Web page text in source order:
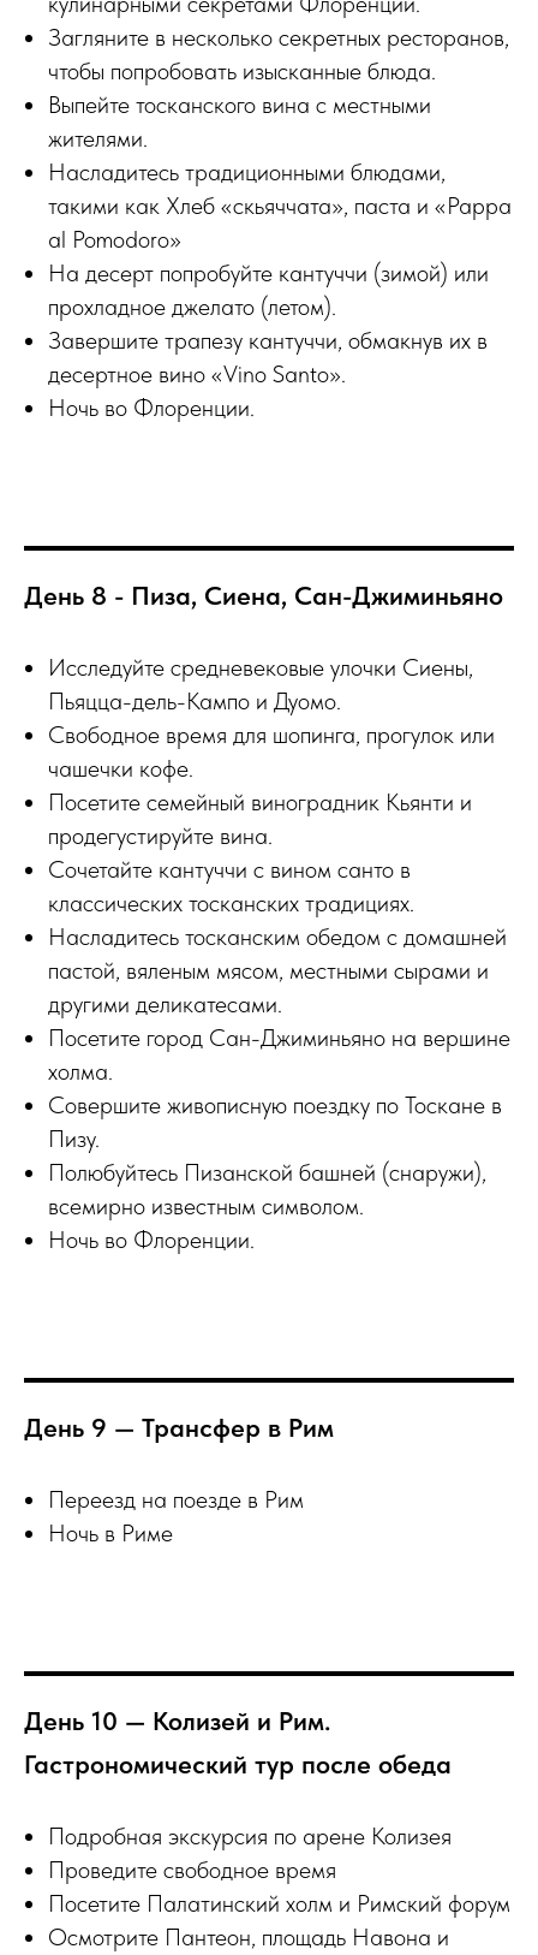
Загляните в несколько секретных ресторанов,
чтобы попробовать изысканные блюда.
Выпейте тосканского вина с местными
жителями.
Насладитесь традиционными блюдами,
такими как Хлеб «скьяччата», паста и «Pappa
al Pomodoro»
На десерт попробуйте кантуччи (зимой) или
прохладное джелато (летом).
Завершите трапезу кантуччи, обмакнув их в
десертное вино «Vino Santo».
Ночь во Флоренции.
День 8 - Пиза, Сиена, Сан-Джиминьяно
Исследуйте средневековые улочки Сиены,
Пьяцца-дель-Кампо и Дуомо.
Свободное время для шопинга, прогулок или
чашечки кофе.
Посетите семейный виноградник Кьянти и
продегустируйте вина.
Сочетайте кантуччи с вином санто в
классических тосканских традициях.
Насладитесь тосканским обедом с домашней
пастой, вяленым мясом, местными сырами и
другими деликатесами.
Посетите город Сан-Джиминьяно на вершине
холма.
Совершите живописную поездку по Тоскане в
Пизу.
Полюбуйтесь Пизанской башней (снаружи),
всемирно известным символом.
Ночь во Флоренции.
День 9 — Трансфер в Рим
Переезд на поезде в Рим
Ночь в Риме
День 10 — Колизей и Рим.
Гастрономический тур после обеда
Подробная экскурсия по арене Колизея
Проведите свободное время
Посетите Палатинский холм и Римский форум
Осмотрите Пантеон, площадь Навона и